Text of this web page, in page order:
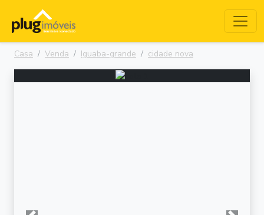
Casa Venda Iguaba-grande cidade nova